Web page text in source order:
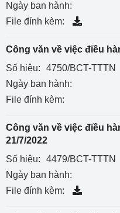
Ngày ban hành:
File đính kèm:
Công văn về việc điều
Số hiệu:
4750/BCT-TTTN
Ngày ban hành:
File đính kèm:
Công văn về việc điều
21/7/2022
Số hiệu:
4479/BCT-TTTN
Ngày ban hành:
File đính kèm: